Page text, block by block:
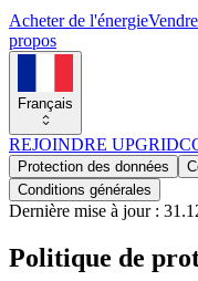
Acheter de l'énergie
propos
Français
REJOINDRE UPGRID
Protection des données
Conditions générales
Dernière mise à jour :
Politique de